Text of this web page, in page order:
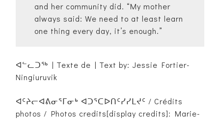
and her community did. “My mother
always said: We need to at least learn
one thing every day, it’s enough.”
ᐊᓪᓚᑐᖅ | Texte de | Text by: Jessie Fortier-
Ningiuruvik
ᐊᑦᔨᓕᐊᕕᓂᕐᒥᓂᒃ ᐊᑐᕐᑕᐅᑎᑦᓯᓯᒪᔪᑦ / Crédits
photos / Photos credits[display credits]: Marie-